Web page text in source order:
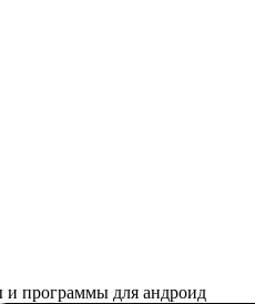
и программы для андроид